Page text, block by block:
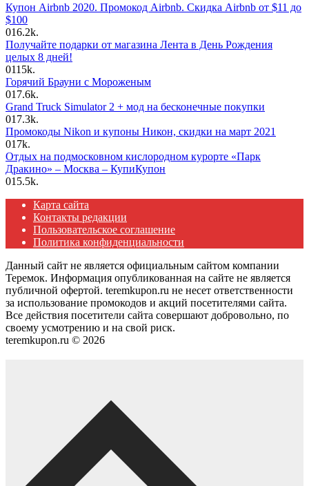
Купон Airbnb 2020. Промокод Airbnb. Скидка Airbnb от $11 до
$100
016.2k.
Получайте подарки от магазина Лента в День Рождения
целых 8 дней!
0115k.
Горячий Брауни с Мороженым
017.6k.
Grand Truck Simulator 2 + мод на бесконечные покупки
017.3k.
Промокоды Nikon и купоны Никон, скидки на март 2021
017k.
Отдых на подмосковном кислородном курорте «Парк
Дракино» – Москва – КупиКупон
015.5k.
Карта сайта
Контакты редакции
Пользовательское соглашение
Политика конфиденциальности
Данный сайт не является официальным сайтом компании
Теремок. Информация опубликованная на сайте не является
публичной офертой. teremkupon.ru не несет ответственности
за использование промокодов и акций посетителями сайта.
Все действия посетители сайта совершают добровольно, по
своему усмотрению и на свой риск.
teremkupon.ru © 2026